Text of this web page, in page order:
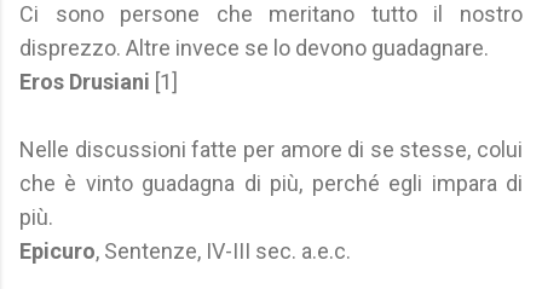
Ci sono persone che meritano tutto il nostro
disprezzo. Altre invece se lo devono guadagnare.
Eros Drusiani [1]
Nelle discussioni fatte per amore di se stesse, colui
che è vinto guadagna di più, perché egli impara di
più.
Epicuro, Sentenze, IV-III sec. a.e.c.